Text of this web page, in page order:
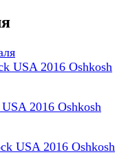
2016 Oshkosh